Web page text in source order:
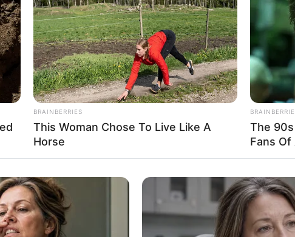
Spyrou II. “ΚΑΛΗΣΠΕΡΑ ΣΑΣ ΠΟΛΕΜΙΣΤΕΣ ΤΟΥ ΦΩΤΟΣ ΕΛΠΙΖΩ ΝΑ
ΜΕ ΤΙΣ ΔΟΝΗΣΕΙΣ ΤΗΣ ΨΥΧΗΣ ΣΑΣ ΝΑ ΒΡΙΣΚΟΝΤΑΙ ΣΤΟΝ
ΠΗΓΕ ΓΙΑ ΚΟΛΟΝΟΣΚΟΠΗΣΗ ΚΑΙ ΔΙΟΡΙΣΕ ΤΗΝ ΚΑΜΑΛΑ
ΑΥΤΗ ΤΗ ΣΤΙΓΜΗ «ΠΡΟΕΔΡΟΣ ΤΩΝ ΗΠΑ» ΕΙΝΑΙ Η ΚΑΜΑΛΑ!!! ΜΕΓΑΛΟ
ΕΞΥΠΝΑ ΑΝΑΡΩΤΗΘΗΚΕ, Ο ΤΖΙ ΠΗΓΕ ΓΙΑ ΚΟΛΟΝΟΣΚΟΠΗΣΗ, ΑΣ
ΚΑΙ ΤΟΥΣ ΒΡΕΤΑΝΟΥΣ ΒΑΣΙΛΕΙΣ… Ο ΝΕΑΡΟΣ ΡΙΤΕΝΧΑΟΥΣ, Ο
BRAINBERRIES
This Woman Chose To Live Like A
Horse
The
Fans